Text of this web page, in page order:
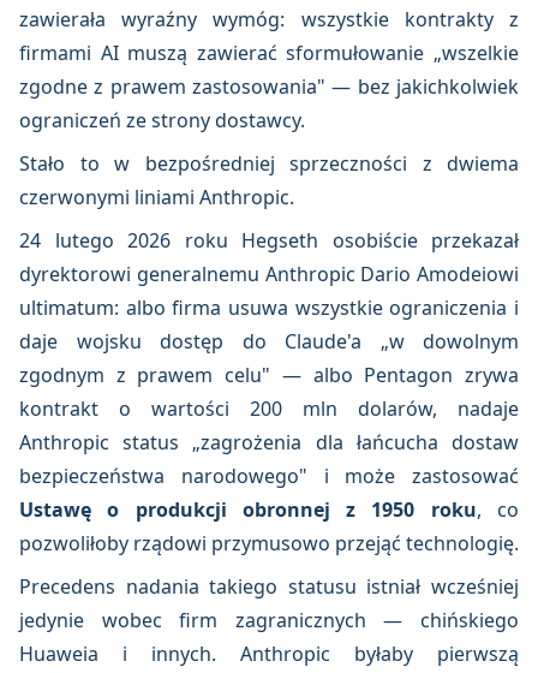
zawierała wyraźny wymóg: wszystkie kontrakty z
firmami AI muszą zawierać sformułowanie „wszelkie
zgodne z prawem zastosowania" — bez jakichkolwiek
ograniczeń ze strony dostawcy.
Stało to w bezpośredniej sprzeczności z dwiema
czerwonymi liniami Anthropic.
24 lutego 2026 roku Hegseth osobiście przekazał
dyrektorowi generalnemu Anthropic Dario Amodeiowi
ultimatum: albo firma usuwa wszystkie ograniczenia i
daje wojsku dostęp do Claude'a „w dowolnym
zgodnym z prawem celu" — albo Pentagon zrywa
kontrakt o wartości 200 mln dolarów, nadaje
Anthropic status „zagrożenia dla łańcucha dostaw
bezpieczeństwa narodowego" i może zastosować
Ustawę o produkcji obronnej z 1950 roku, co
pozwoliłoby rządowi przymusowo przejąć technologię.
Precedens nadania takiego statusu istniał wcześniej
jedynie wobec firm zagranicznych — chińskiego
Huaweia i innych. Anthropic byłaby pierwszą